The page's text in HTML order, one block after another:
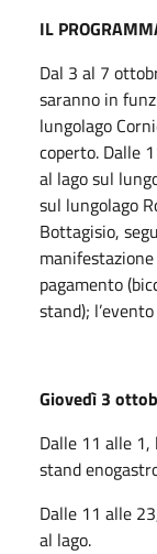
IL
Dal 3 al 7
saranno in
lungolago
coperto. Dalle
al lago sul
sul lungolago
Bottagisio,
pagamento
stand);
Giovedì 3
Dalle 11 alle
stand
Dalle 11 alle
al lago.